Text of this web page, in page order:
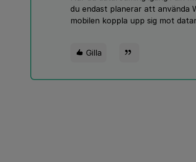
du endast planerar att använda
mobilen koppla upp sig mot
Gilla